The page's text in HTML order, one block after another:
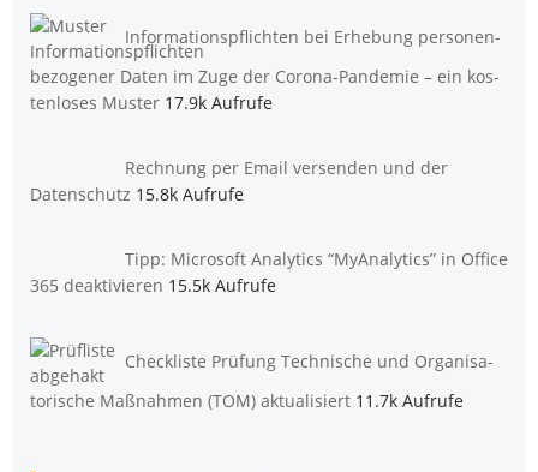
Infor­ma­ti­ons­pflich­ten bei Erhe­bung per­so­nen­
be­zo­ge­ner Daten im Zuge der Coro­na-Pan­de­mie – ein kos­
ten­lo­ses Muster 17.9k Aufrufe
Rech­nung per Email ver­sen­den und der
Datenschutz 15.8k Aufrufe
Tipp: Micro­soft Ana­ly­tics “MyAna­ly­tics” in Office
365 deaktivieren 15.5k Aufrufe
Check­lis­te Prü­fung Tech­ni­sche und Orga­ni­sa­
to­ri­sche Maß­nah­men (TOM) aktualisiert 11.7k Aufrufe